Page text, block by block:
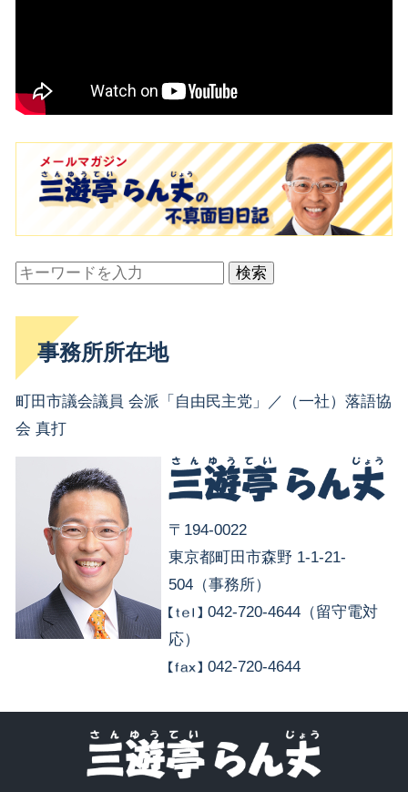
検索
事務所所在地
町田市議会議員 会派「自由民主党」／（一社）落語協
会 真打
〒194-0022
東京都町田市森野 1-1-21-
504（事務所）
042-720-4644（留守電対
応）
042-720-4644